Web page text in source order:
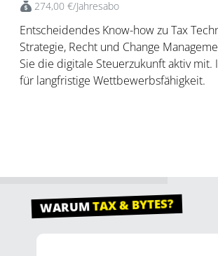
274,00 €/Jahresabo
Entscheidendes Know-how zu Tax
Strategie, Recht und Change
Sie die digitale Steuerzukunft aktiv mit.
für langfristige Wettbewerbsfähigkeit.
WARUMTAX & BYTES?